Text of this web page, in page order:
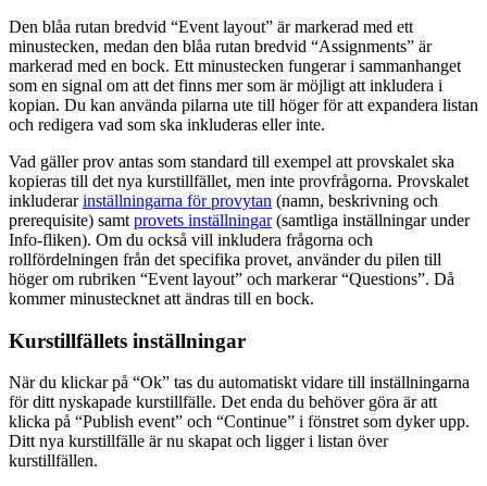
Den blåa rutan bredvid “Event layout” är markerad med ett
minustecken, medan den blåa rutan bredvid “Assignments” är
markerad med en bock. Ett minustecken fungerar i sammanhanget
som en signal om att det finns mer som är möjligt att inkludera i
kopian. Du kan använda pilarna ute till höger för att expandera listan
och redigera vad som ska inkluderas eller inte.
Vad gäller prov antas som standard till exempel att provskalet ska
kopieras till det nya kurstillfället, men inte provfrågorna. Provskalet
inkluderarinställningarna för provytan (namn, beskrivning och
prerequisite) samt provets inställningar(samtliga inställningar under
Info-fliken). Om du också vill inkludera frågorna och
rollfördelningen från det specifika provet, använder du pilen till
höger om rubriken “Event layout” och markerar “Questions”. Då
kommer minustecknet att ändras till en bock.
Kurstillfällets inställningar
När du klickar på “Ok” tas du automatiskt vidare till inställningarna
för ditt nyskapade kurstillfälle. Det enda du behöver göra är att
klicka på “Publish event” och “Continue” i fönstret som dyker upp.
Ditt nya kurstillfälle är nu skapat och ligger i listan över
kurstillfällen.